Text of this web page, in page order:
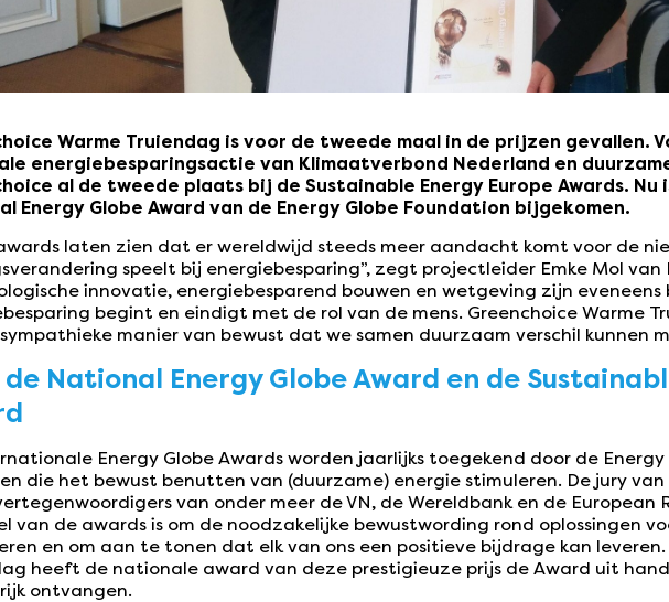
Warme Truiendag is voor de tweede maal in de prijzen gevallen.
energiebesparingsactie van Klimaatverbond Nederland en
al de tweede plaats bij de Sustainable Energy Europe Awards.
Energy Globe Award van de Energy Globe Foundation bijgekomen.
laten zien dat er wereldwijd steeds meer aandacht komt voor de
speelt bij energiebesparing”, zegt projectleider Emke Mol
innovatie, energiebesparend bouwen en wetgeving zijn
begint en eindigt met de rol van de mens. Greenchoice Warme
manier van bewust dat we samen duurzaam verschil kunnen
de National Energy Globe Award en de
Energy Globe Awards worden jaarlijks toegekend door de
die het bewust benutten van (duurzame) energie stimuleren. De jury
van onder meer de VN, de Wereldbank en de European
van de awards is om de noodzakelijke bewustwording rond oplossingen
en om aan te tonen dat elk van ons een positieve bijdrage kan leveren.
heeft de nationale award van deze prestigieuze prijs de Award uit
ontvangen.